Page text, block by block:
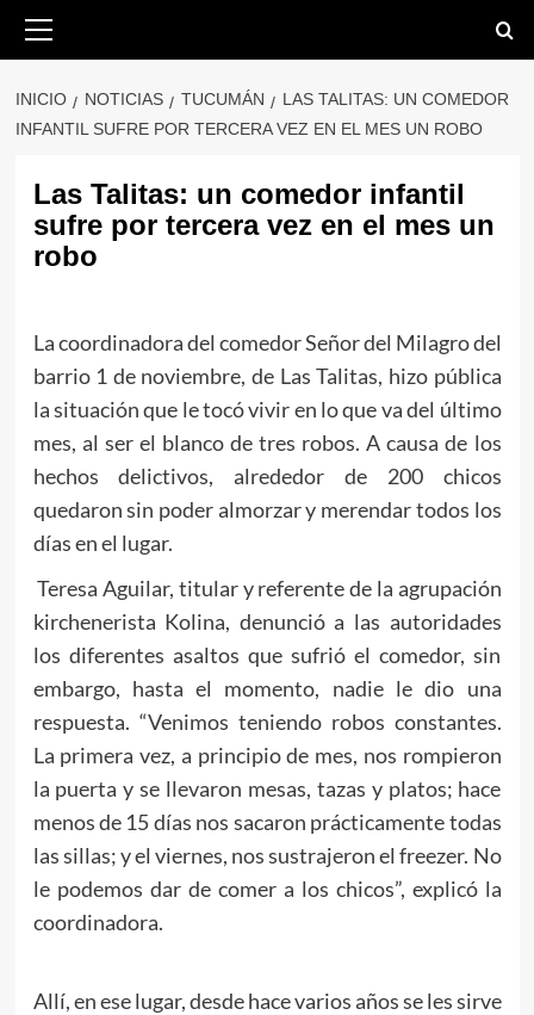
Saltar
primario
INICIO NOTICIAS TUCUMÁN
LAS TALITAS: UN COMEDOR
INFANTIL SUFRE POR TERCERA VEZ EN EL MES UN ROBO
Las Talitas: un comedor infantil
sufre por tercera vez en el mes un
robo
La coordinadora del comedor Señor del Milagro del
barrio 1 de noviembre, de Las Talitas, hizo pública
la situación que le tocó vivir en lo que va del último
mes, al ser el blanco de tres robos. A causa de los
hechos delictivos, alrededor de 200 chicos
quedaron sin poder almorzar y merendar todos los
días en el lugar.
Teresa Aguilar, titular y referente de la agrupación
kirchenerista Kolina, denunció a las autoridades
los diferentes asaltos que sufrió el comedor, sin
embargo, hasta el momento, nadie le dio una
respuesta. “Venimos teniendo robos constantes.
La primera vez, a principio de mes, nos rompieron
la puerta y se llevaron mesas, tazas y platos; hace
menos de 15 días nos sacaron prácticamente todas
las sillas; y el viernes, nos sustrajeron el freezer. No
le podemos dar de comer a los chicos”, explicó la
coordinadora.
Allí, en ese lugar, desde hace varios años se les sirve